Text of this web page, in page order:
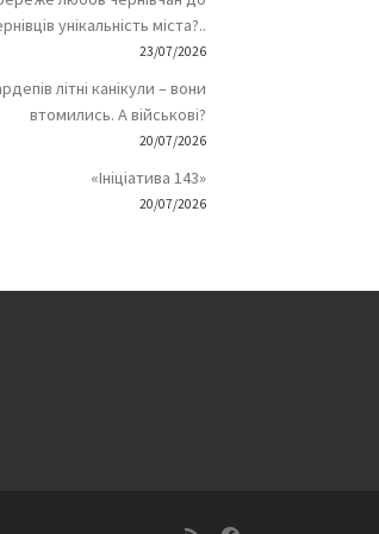
унікальність міста?..
23/07/2026
літні канікули – вони
втомились. А військові?
20/07/2026
«Ініціатива 143»
20/07/2026